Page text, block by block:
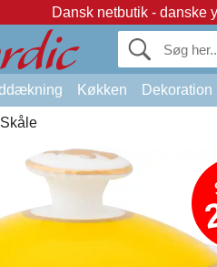
Dansk netbutik - danske
Køkken Dekoration
Skåle